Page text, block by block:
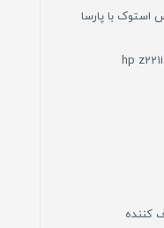
استوک با پارسا
کننده